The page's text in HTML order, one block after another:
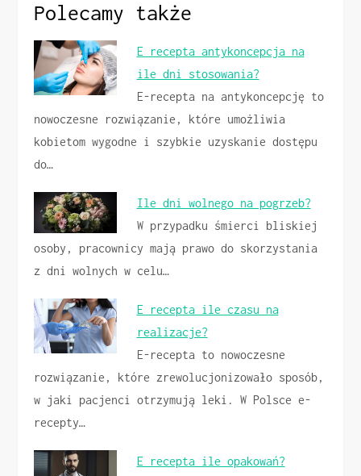
Polecamy także
E recepta antykoncepcja na
ile dni stosowania?
E-recepta na antykoncepcję to
nowoczesne rozwiązanie, które umożliwia
kobietom wygodne i szybkie uzyskanie dostępu
do…
Ile dni wolnego na pogrzeb?
W przypadku śmierci bliskiej
osoby, pracownicy mają prawo do skorzystania
z dni wolnych w celu…
E recepta ile czasu na
realizacje?
E-recepta to nowoczesne
rozwiązanie, które zrewolucjonizowało sposób,
w jaki pacjenci otrzymują leki. W Polsce e-
recepty…
E recepta ile opakowań?